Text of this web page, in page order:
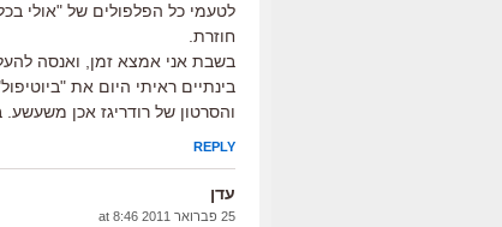
חוזרת.
בשבת אני אמצא זמן, ואנסה
בינתיים ראיתי היום את
והסרטון של רודריגז אכן
REPLY
עדן
25 פברואר 2011 at 8:46